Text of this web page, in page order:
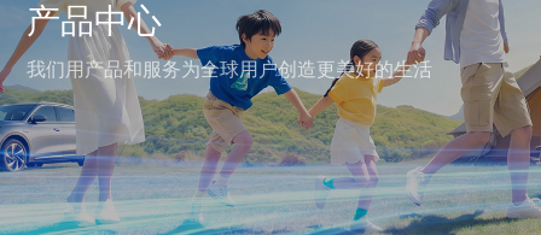
创新与技术
智能制造
可持续发展
关于我们
产品中心
我们用产品和服务为全球用户创造更美好的生活